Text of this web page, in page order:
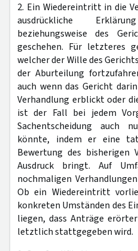
2. Ein Wiedereintritt in die
ausdrückliche
beziehungsweise des
geschehen. Für letzteres
welcher der Wille des
der Aburteilung
auch wenn das Gericht
Verhandlung erblickt oder
ist der Fall bei jedem
Sachentscheidung auch
könnte, indem er eine
Bewertung des bisherigen
Ausdruck bringt. Auf
nochmaligen
Ob ein Wiedereintritt
konkreten Umständen des
liegen, dass Anträge
letztlich stattgegeben wird.